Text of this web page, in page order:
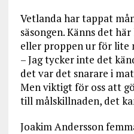
Vetlanda har tappat
säsongen. Känns det
eller proppen ur för lite
– Jag tycker inte det
det var det snarare i
Men viktigt för oss att
till målskillnaden, det
Joakim Andersson